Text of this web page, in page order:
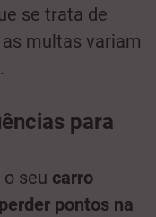
se trata de
as multas variam
.
para
seu carro
perder pontos na